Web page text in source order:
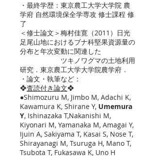
・最終学歴：東京農工大学大学院 農
学府 自然環境保全学専攻 修士課程 修
了
＜修士論文＞梅村佳寛（2011）日光
足尾山地におけるブナ科堅果資源量の
分布と年次変動に関連した
ツキノワグマの土地利用
研究．東京農工大学大学院農学府．
・論文・執筆など：
❖査読付き論文❖
●Shimozuru M, Jimbo M, Adachi K,
Kawamura K, Shirane Y, Umemura
Y, Ishinazaka T,Nakanishi M,
Kiyonari M, Yamanaka M, Amagai Y,
Ijuin A, Sakiyama T, Kasai S, Nose T,
Shirayanagi M, Tsuruga H, Mano T,
Tsubota T, Fukasawa K, Uno H